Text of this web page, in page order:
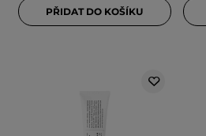
PŘIDAT DO KOŠÍKU